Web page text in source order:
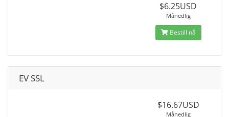
$6.25USD
Månedlig
Bestill nå
EV SSL
$16.67USD
Månedlig